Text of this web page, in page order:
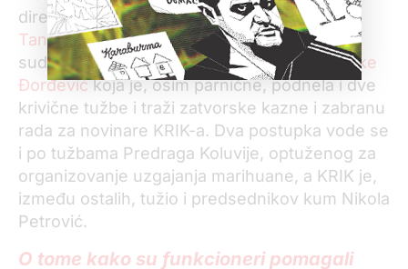
direktorka Infrastrukture železniceJelena
Tanasković, koja je podnela dve tužbe, kao i
sudija Apelacionog suda u Beogradu
Dušanke
Đorđevićkoja je, osim parnične, podnela i dve
krivične tužbe i traži zatvorske kazne i zabranu
rada za novinare KRIK-a. Dva postupka vode se
i po tužbama Predraga Koluvije, optuženog za
organizovanje uzgajanja marihuane, a KRIK je,
između ostalih, tužio i predsednikov kum Nikola
Petrović.
O tome kako su funkcioneri pomagali